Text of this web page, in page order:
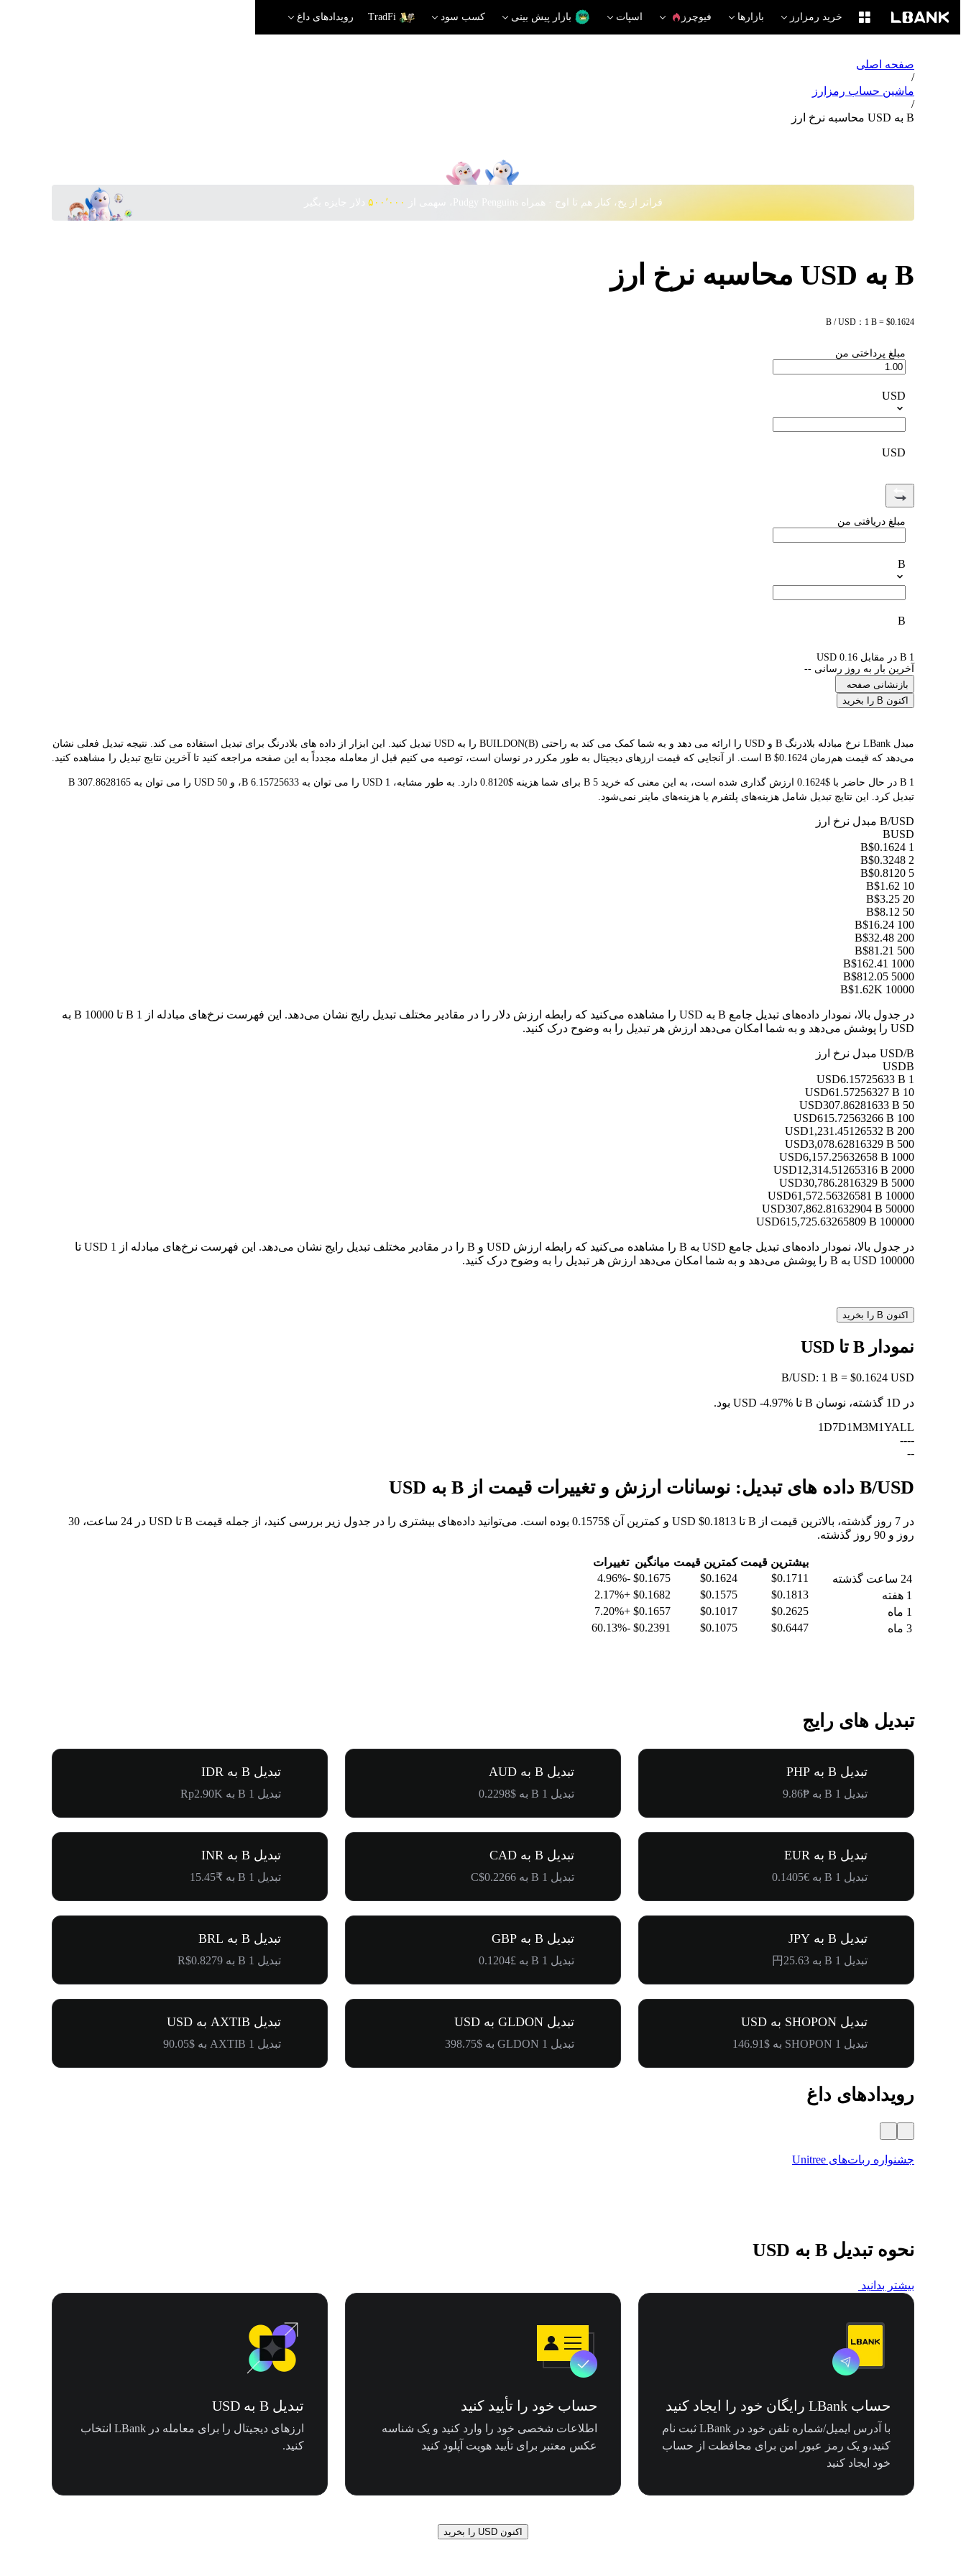
خرید رمزارز بازارها فیوچرز اسپات بازار پیش بینی کسب سود TradFi رویدادهای داغ
صفحه اصلی
/
ماشین حساب رمزارز
/
B به USD محاسبه نرخ ارز
فراتر از یخ، کنار هم تا اوج · همراه Pudgy Penguins، سهمی از ۵۰۰٬۰۰۰
B به USD محاسبه نرخ ارز
B / USD：1 B = $0.1624
مبلغ پرداختی من
USD
USD
مبلغ دریافتی من
B
B
1 B در مقابل 0.16 USD
آخرین بار به روز رسانی --
بازنشانی صفحه
اکنون B را بخرید
مبدل LBank نرخ مبادله بلادرنگ B و USD را ارائه می دهد و به شما کمک می کند به راحتی BUILDON(B) را به USD تبدیل کنید. این ابزار از داده های بلادرنگ برای تبدیل استفاده می کند. نتیجه تبدیل فعلی نشان
می‌دهد که قیمت هم‌زمان B $0.1624 است. از آنجایی که قیمت ارزهای دیجیتال به طور مکرر در نوسان است، توصیه می کنیم قبل از معامله مجدداً به این صفحه مراجعه کنید تا آخرین نتایج تبدیل را مشاهده کنید.
1 B در حال حاضر با $0.1624 ارزش گذاری شده است، به این معنی که خرید 5 B برای شما هزینه $0.8120 دارد. به طور مشابه، 1 USD را می توان به 6.15725633 B، و 50 USD را می توان به 307.8628165 B
تبدیل کرد. این نتایج تبدیل شامل هزینه‌های پلتفرم یا هزینه‌های ماینر نمی‌شود.
B/USD مبدل نرخ ارز
BUSD
1 B
$0.1624
2 B
$0.3248
5 B
$0.8120
10 B
$1.62
20 B
$3.25
50 B
$8.12
100 B
$16.24
200 B
$32.48
500 B
$81.21
1000 B
$162.41
5000 B
$812.05
10000 B
$1.62K
در جدول بالا، نمودار داده‌های تبدیل جامع B به USD را مشاهده می‌کنید که رابطه ارزش دلار را در مقادیر مختلف تبدیل رایج نشان می‌دهد. این فهرست نرخ‌های مبادله از 1 B تا 10000 B به
USD را پوشش می‌دهد و به شما امکان می‌دهد ارزش هر تبدیل را به وضوح درک کنید.
USD/B مبدل نرخ ارز
USDB
1 USD
6.15725633 B
10 USD
61.57256327 B
50 USD
307.86281633 B
100 USD
615.72563266 B
200 USD
1,231.45126532 B
500 USD
3,078.62816329 B
1000 USD
6,157.25632658 B
2000 USD
12,314.51265316 B
5000 USD
30,786.2816329 B
10000 USD
61,572.56326581 B
50000 USD
307,862.81632904 B
100000 USD
615,725.63265809 B
در جدول بالا، نمودار داده‌های تبدیل جامع USD به B را مشاهده می‌کنید که رابطه ارزش USD و B را در مقادیر مختلف تبدیل رایج نشان می‌دهد. این فهرست نرخ‌های مبادله از 1 USD تا
100000 USD به B را پوشش می‌دهد و به شما امکان می‌دهد ارزش هر تبدیل را به وضوح درک کنید.
اکنون B را بخرید
نمودار B تا USD
B/USD: 1 B = $0.1624 USD
در 1D گذشته، نوسان B تا USD -4.97%
بود.
1D7D1M3M1YALL
--
--
--
B/USD داده های تبدیل: نوسانات ارزش و تغییرات قیمت از B به USD
در 7 روز گذشته، بالاترین قیمت از B تا USD $0.1813 و کمترین آن $0.1575 بوده است. می‌توانید داده‌های بیشتری را در جدول زیر بررسی کنید، از جمله قیمت B تا USD در 24 ساعت، 30
روز و 90 روز گذشته.
بیشترین قیمت کمترین قیمت میانگین تغییرات
24 ساعت گذشته
$0.1711
$0.1624
$0.1675
-4.96%
1 هفته
$0.1813
$0.1575
$0.1682
+2.17%
1 ماه
$0.2625
$0.1017
$0.1657
+7.20%
3 ماه
$0.6447
$0.1075
$0.2391
-60.13%
تبدیل های رایج
تبدیل B به PHP
تبدیل 1 B به ₱9.86
تبدیل B به AUD
تبدیل 1 B به $0.2298
تبدیل B به IDR
تبدیل 1 B به Rp2.90K
تبدیل B به EUR
تبدیل 1 B به €0.1405
تبدیل B به CAD
تبدیل 1 B به C$0.2266
تبدیل B به INR
تبدیل 1 B به ₹15.45
تبدیل B به JPY
تبدیل 1 B به 円25.63
تبدیل B به GBP
تبدیل 1 B به £0.1204
تبدیل B به BRL
تبدیل 1 B به R$0.8279
تبدیل SHOPON به USD
تبدیل 1 SHOPON به $146.91
تبدیل GLDON به USD
تبدیل 1 GLDON به $398.75
تبدیل AXTIB به USD
تبدیل 1 AXTIB به $90.05
رویدادهای داغ
جشنواره ربات‌های Unitree
نحوه تبدیل B به USD
بیشتر بدانید
حساب LBank رایگان خود را ایجاد کنید
با آدرس ایمیل/شماره تلفن خود در LBank ثبت نام
کنید،و یک رمز عبور امن برای محافظت از حساب
خود ایجاد کنید
حساب خود را تأیید کنید
اطلاعات شخصی خود را وارد کنید و یک شناسه
عکس معتبر برای تأیید هویت آپلود کنید
تبدیل B به USD
ارزهای دیجیتال را برای معامله در LBank انتخاب
کنید.
اکنون USD را بخرید